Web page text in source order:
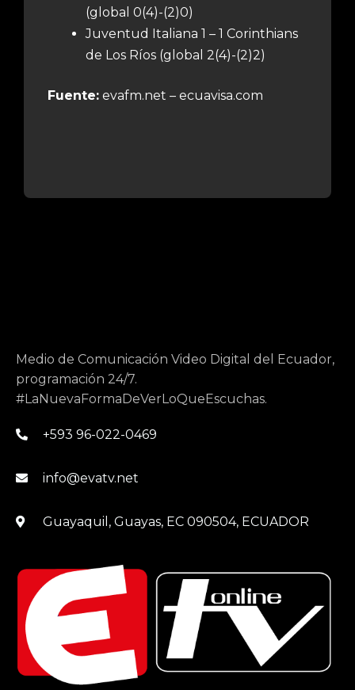
(global 0(4)-(2)0)
Juventud Italiana 1 – 1 Corinthians
de Los Ríos (global 2(4)-(2)2)
Fuente: evafm.net – ecuavisa.com
Medio de Comunicación Video Digital del Ecuador,
programación 24/7.
#LaNuevaFormaDeVerLoQueEscuchas.
+593 96-022-0469
info@evatv.net
Guayaquil, Guayas, EC 090504, ECUADOR